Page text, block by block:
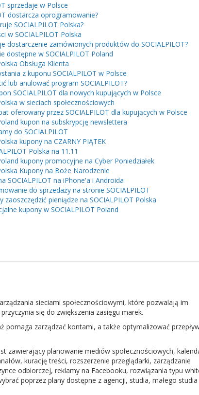
sprzedaje w Polsce
dostarcza oprogramowanie?
SOCIALPILOT Polska?
w SOCIALPILOT Polska
dostarczenie zamówionych produktów do SOCIALPILOT?
dostępne w SOCIALPILOT Poland
Obsługa Klienta
z kuponu SOCIALPILOT w Polsce
lub anulować program SOCIALPILOT?
SOCIALPILOT dla nowych kupujących w Polsce
w sieciach społecznościowych
oferowany przez SOCIALPILOT dla kupujących w Polsce
kupon na subskrypcję newslettera
do SOCIALPILOT
kupony na CZARNY PIĄTEK
Polska na 11.11
kupony promocyjne na Cyber ​​Poniedziałek
Kupony na Boże Narodzenie
SOCIALPILOT na iPhone'a i Androida
do sprzedaży na stronie SOCIALPILOT
zaoszczędzić pieniądze na SOCIALPILOT Polska
kupony w SOCIALPILOT Poland
sieciami społecznościowymi, które pozwalają im
się do zwiększenia zasięgu marek.
zarządzać kontami, a także optymalizować
zawierający planowanie mediów społecznościowych,
kurację treści, rozszerzenie przeglądarki, zarządzanie
odbiorczej, reklamy na Facebooku, rozwiązania typu
poprzez plany dostępne z agencji, studia, małego studia